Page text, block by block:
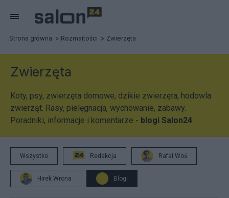
Strona główna Rozmaitości Zwierzęta
Zwierzęta
Koty, psy, zwierzęta domowe, dzikie zwierzęta, hodowla
zwierząt. Rasy, pielęgnacja, wychowanie, zabawy.
Poradniki, informacje i komentarze - blogi Salon24.
Wszystko Redakcja Rafał Woś
Hirek Wrona Blogi